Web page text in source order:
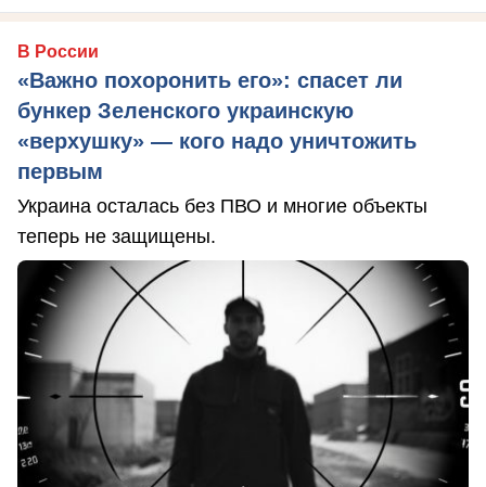
В России
«Важно похоронить его»: спасет ли
бункер Зеленского украинскую
«верхушку» — кого надо уничтожить
первым
Украина осталась без ПВО и многие объекты
теперь не защищены.